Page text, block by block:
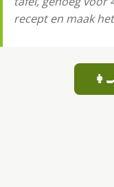
recept en maak